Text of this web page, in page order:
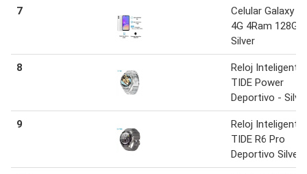
7
Celular Galaxy
4G 4Ram 128Gb
Silver
8
Reloj Inteligente
TIDE Power
Deportivo -
9
Reloj Inteligente
TIDE R6 Pro
Deportivo Silver